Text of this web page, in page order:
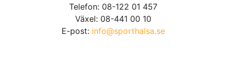
Telefon: 08-122 01 457
Växel: 08-441 00 10
E-post: info@sporthalsa.se